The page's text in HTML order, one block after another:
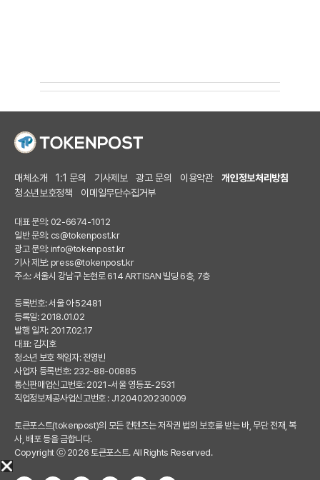
매체소개 1:1 문의 기사제보 광고 문의 이용약관
개인정보처리방침
청소년보호정책
이메일무단수집거부
대표 문의: 02-6674-1012
일반 문의: cs@tokenpost.kr
광고 문의: info@tokenpost.kr
기사 제보: press@tokenpost.kr
주소: 서울시 강남구 논현로 614 ARTISAN 빌딩 6층, 7층
등록번호: 서울 아 52481
등록일: 2018.01.02
발행 일자: 2017.02.17
대표: 김지호
청소년 보호 책임자: 전영빈
사업자 등록번호: 232-88-00885
통신판매업신고번호: 2021-서울 영등포-2531
직업정보제공사업신고번호 : J1204020230009
토큰포스트(tokenpost)의 모든 컨텐츠는 저작권 법의 보호를 받는 바, 무단 전재, 복
사, 배포 등을 금합니다.
Copyright ⓒ 2026 토큰포스트. All Rights Reserved.